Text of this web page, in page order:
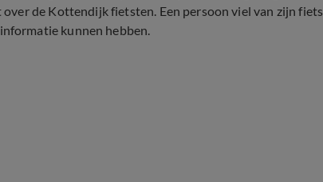
de Kottendijk fietsten. Een persoon viel van zijn fiets
kunnen hebben.